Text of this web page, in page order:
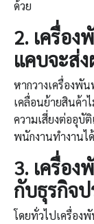
ด้วย
2. เครื่อง
แคบจะส่ง
หากวางเครื่องพั
เคลื่อนย้ายสินค้า
ความเสี่ยงต่ออุบั
พนักงานทำงานไ
3. เครื่อง
กับธุรกิจ
โดยทั่วไปเครื่อง